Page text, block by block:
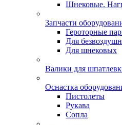
Шнековые.
Запчасти
Героторные
Для
Для шнековых
Валики для
Оснастка
Пистолеты
Рукава
Сопла